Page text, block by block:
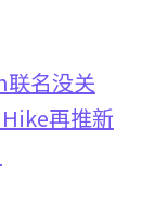
名没关
再推新